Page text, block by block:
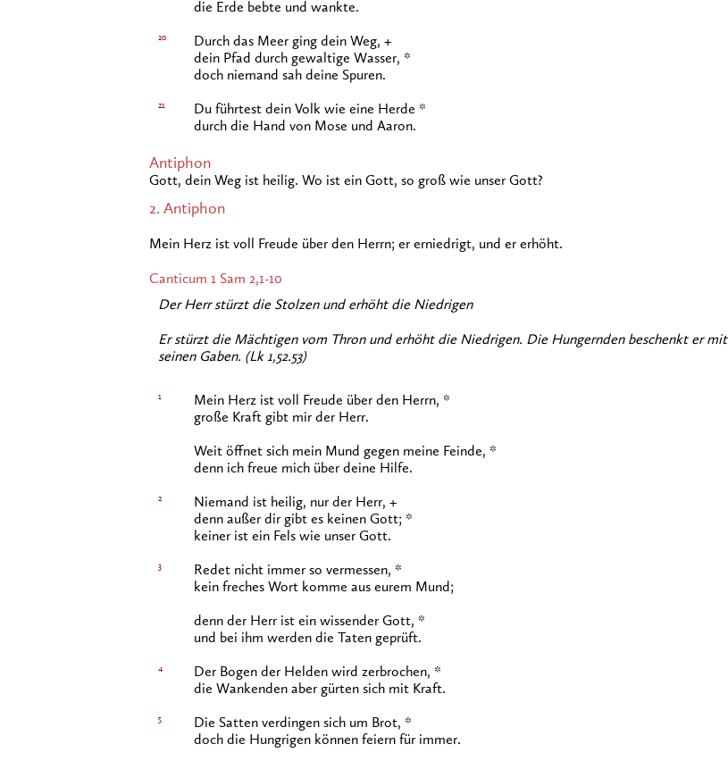
die Erde bebte und wankte.
20
Durch das Meer ging dein Weg, +
dein Pfad durch gewaltige Wasser, *
doch niemand sah deine Spuren.
21
Du führtest dein Volk wie eine Herde *
durch die Hand von Mose und Aaron.
Antiphon
Gott, dein Weg ist heilig. Wo ist ein Gott, so groß wie unser Gott?
2. Antiphon
Mein Herz ist voll Freude über den Herrn; er erniedrigt, und er erhöht.
Canticum 1 Sam 2,1-10
Der Herr stürzt die Stolzen und erhöht die Niedrigen
Er stürzt die Mächtigen vom Thron und erhöht die Niedrigen. Die Hungernden beschenkt er mit
seinen Gaben. (Lk 1,52.53)
1
Mein Herz ist voll Freude über den Herrn, *
große Kraft gibt mir der Herr.
Weit öffnet sich mein Mund gegen meine Feinde, *
denn ich freue mich über deine Hilfe.
2
Niemand ist heilig, nur der Herr, +
denn außer dir gibt es keinen Gott; *
keiner ist ein Fels wie unser Gott.
3
Redet nicht immer so vermessen, *
kein freches Wort komme aus eurem Mund;
denn der Herr ist ein wissender Gott, *
und bei ihm werden die Taten geprüft.
4
Der Bogen der Helden wird zerbrochen, *
die Wankenden aber gürten sich mit Kraft.
5
Die Satten verdingen sich um Brot, *
doch die Hungrigen können feiern für immer.